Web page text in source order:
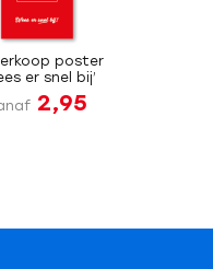
poster
er snel bij’
2,95